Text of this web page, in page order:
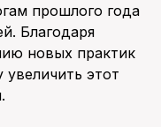
прошлого года
Благодаря
новых практик
этот